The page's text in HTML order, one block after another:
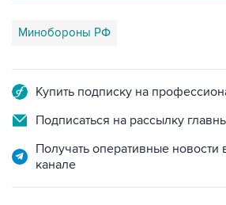
Минобороны РФ
Купить подписку на
Подписаться на рассылку
Получать оперативные
канале